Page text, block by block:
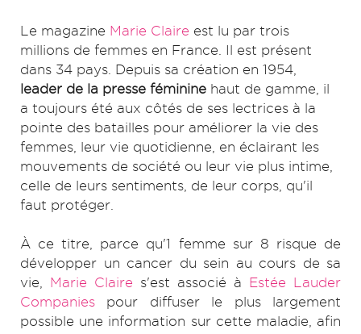
Le magazine Marie Claire est lu par trois
millions de femmes en France. Il est présent
dans 34 pays. Depuis sa création en 1954,
leader de la presse féminine haut de gamme, il
a toujours été aux côtés de ses lectrices à la
pointe des batailles pour améliorer la vie des
femmes, leur vie quotidienne, en éclairant les
mouvements de société ou leur vie plus intime,
celle de leurs sentiments, de leur corps, qu'il
faut protéger.
À ce titre, parce qu'1 femme sur 8 risque de
développer un cancer du sein au cours de sa
vie,
Marie Claire s'est associé à Estée Lauder
Companies pour diffuser le plus largement
possible une information sur cette maladie, afin